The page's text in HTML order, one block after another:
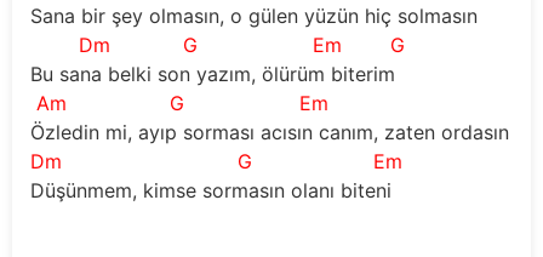
Sana bir şey olmasın, o gülen yüzün hiç solmasın
Dm
G Em
G
Bu sana belki son yazım, ölürüm biterim
Am
G Em
Özledin mi, ayıp sorması acısın canım, zaten ordasın
Dm
G
Em
Düşünmem, kimse sormasın olanı biteni